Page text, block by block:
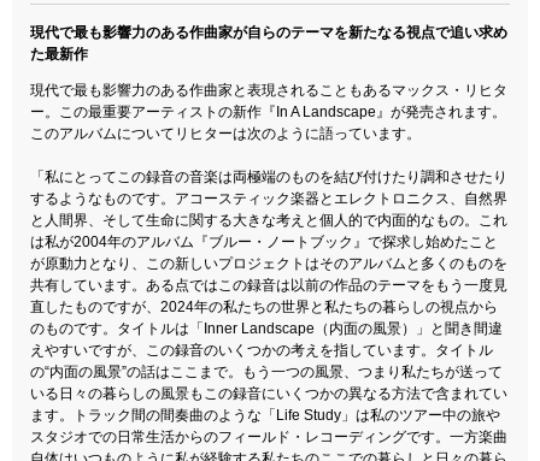
現代で最も影響力のある作曲家が自らのテーマを新たなる視点で追い求め
た最新作
現代で最も影響力のある作曲家と表現されることもあるマックス・リヒタ
ー。この最重要アーティストの新作『In A Landscape』が発売されます。
このアルバムについてリヒターは次のように語っています。
「私にとってこの録音の音楽は両極端のものを結び付けたり調和させたり
するようなものです。アコースティック楽器とエレクトロニクス、自然界
と人間界、そして生命に関する大きな考えと個人的で内面的なもの。これ
は私が2004年のアルバム『ブルー・ノートブック』で探求し始めたこと
が原動力となり、この新しいプロジェクトはそのアルバムと多くのものを
共有しています。ある点ではこの録音は以前の作品のテーマをもう一度見
直したものですが、2024年の私たちの世界と私たちの暮らしの視点から
のものです。タイトルは「Inner Landscape（内面の風景）」と聞き間違
えやすいですが、この録音のいくつかの考えを指しています。タイトル
の“内面の風景”の話はここまで。もう一つの風景、つまり私たちが送って
いる日々の暮らしの風景もこの録音にいくつかの異なる方法で含まれてい
ます。トラック間の間奏曲のような「Life Study」は私のツアー中の旅や
スタジオでの日常生活からのフィールド・レコーディングです。一方楽曲